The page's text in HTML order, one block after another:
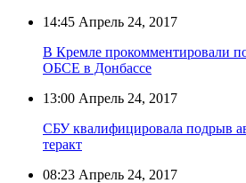
14:45 Апрель 24, 2017
В Кремле прокомментировали
ОБСЕ в Донбассе
13:00 Апрель 24, 2017
СБУ квалифицировала подрыв
теракт
08:23 Апрель 24, 2017